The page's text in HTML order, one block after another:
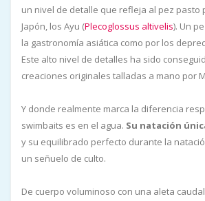
un nivel de detalle que refleja al pez pasto
Japón, los Ayu (Plecoglossus altivelis). Un
la gastronomía asiática como por los
Este alto nivel de detalles ha sido
creaciones originales talladas a mano por
Y donde realmente marca la diferencia
swimbaits es en el agua. Su natación
y su equilibrado perfecto durante la
un señuelo de culto.
De cuerpo voluminoso con una aleta